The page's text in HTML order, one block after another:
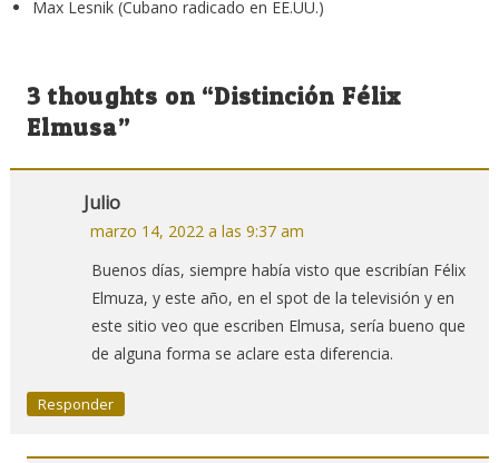
Carlos Aznárez (Argentina)
Mario Renato Menéndez Rodríguez (México)
Alberto Maldonado S (Ecuador)
José Manzaneda (España)
Santiago Vega (Argentina)
Pablo Fernández (Argentina)
Pascual Serrano (España)
Daniel das Neves (Argentina)
Hernán Uribe (Chile)
Oscar Amado (Argentina)
Luis Suárez (México)
Juan Carlos Camaño (Argentina)
Max Lesnik (Cubano radicado en EE.UU.)
3 thoughts on “Distinción Félix
Elmusa”
Julio
marzo 14, 2022 a las 9:37 am
Buenos días, siempre había visto que escribían Félix
Elmuza, y este año, en el spot de la televisión y en
este sitio veo que escriben Elmusa, sería bueno que
de alguna forma se aclare esta diferencia.
Responder